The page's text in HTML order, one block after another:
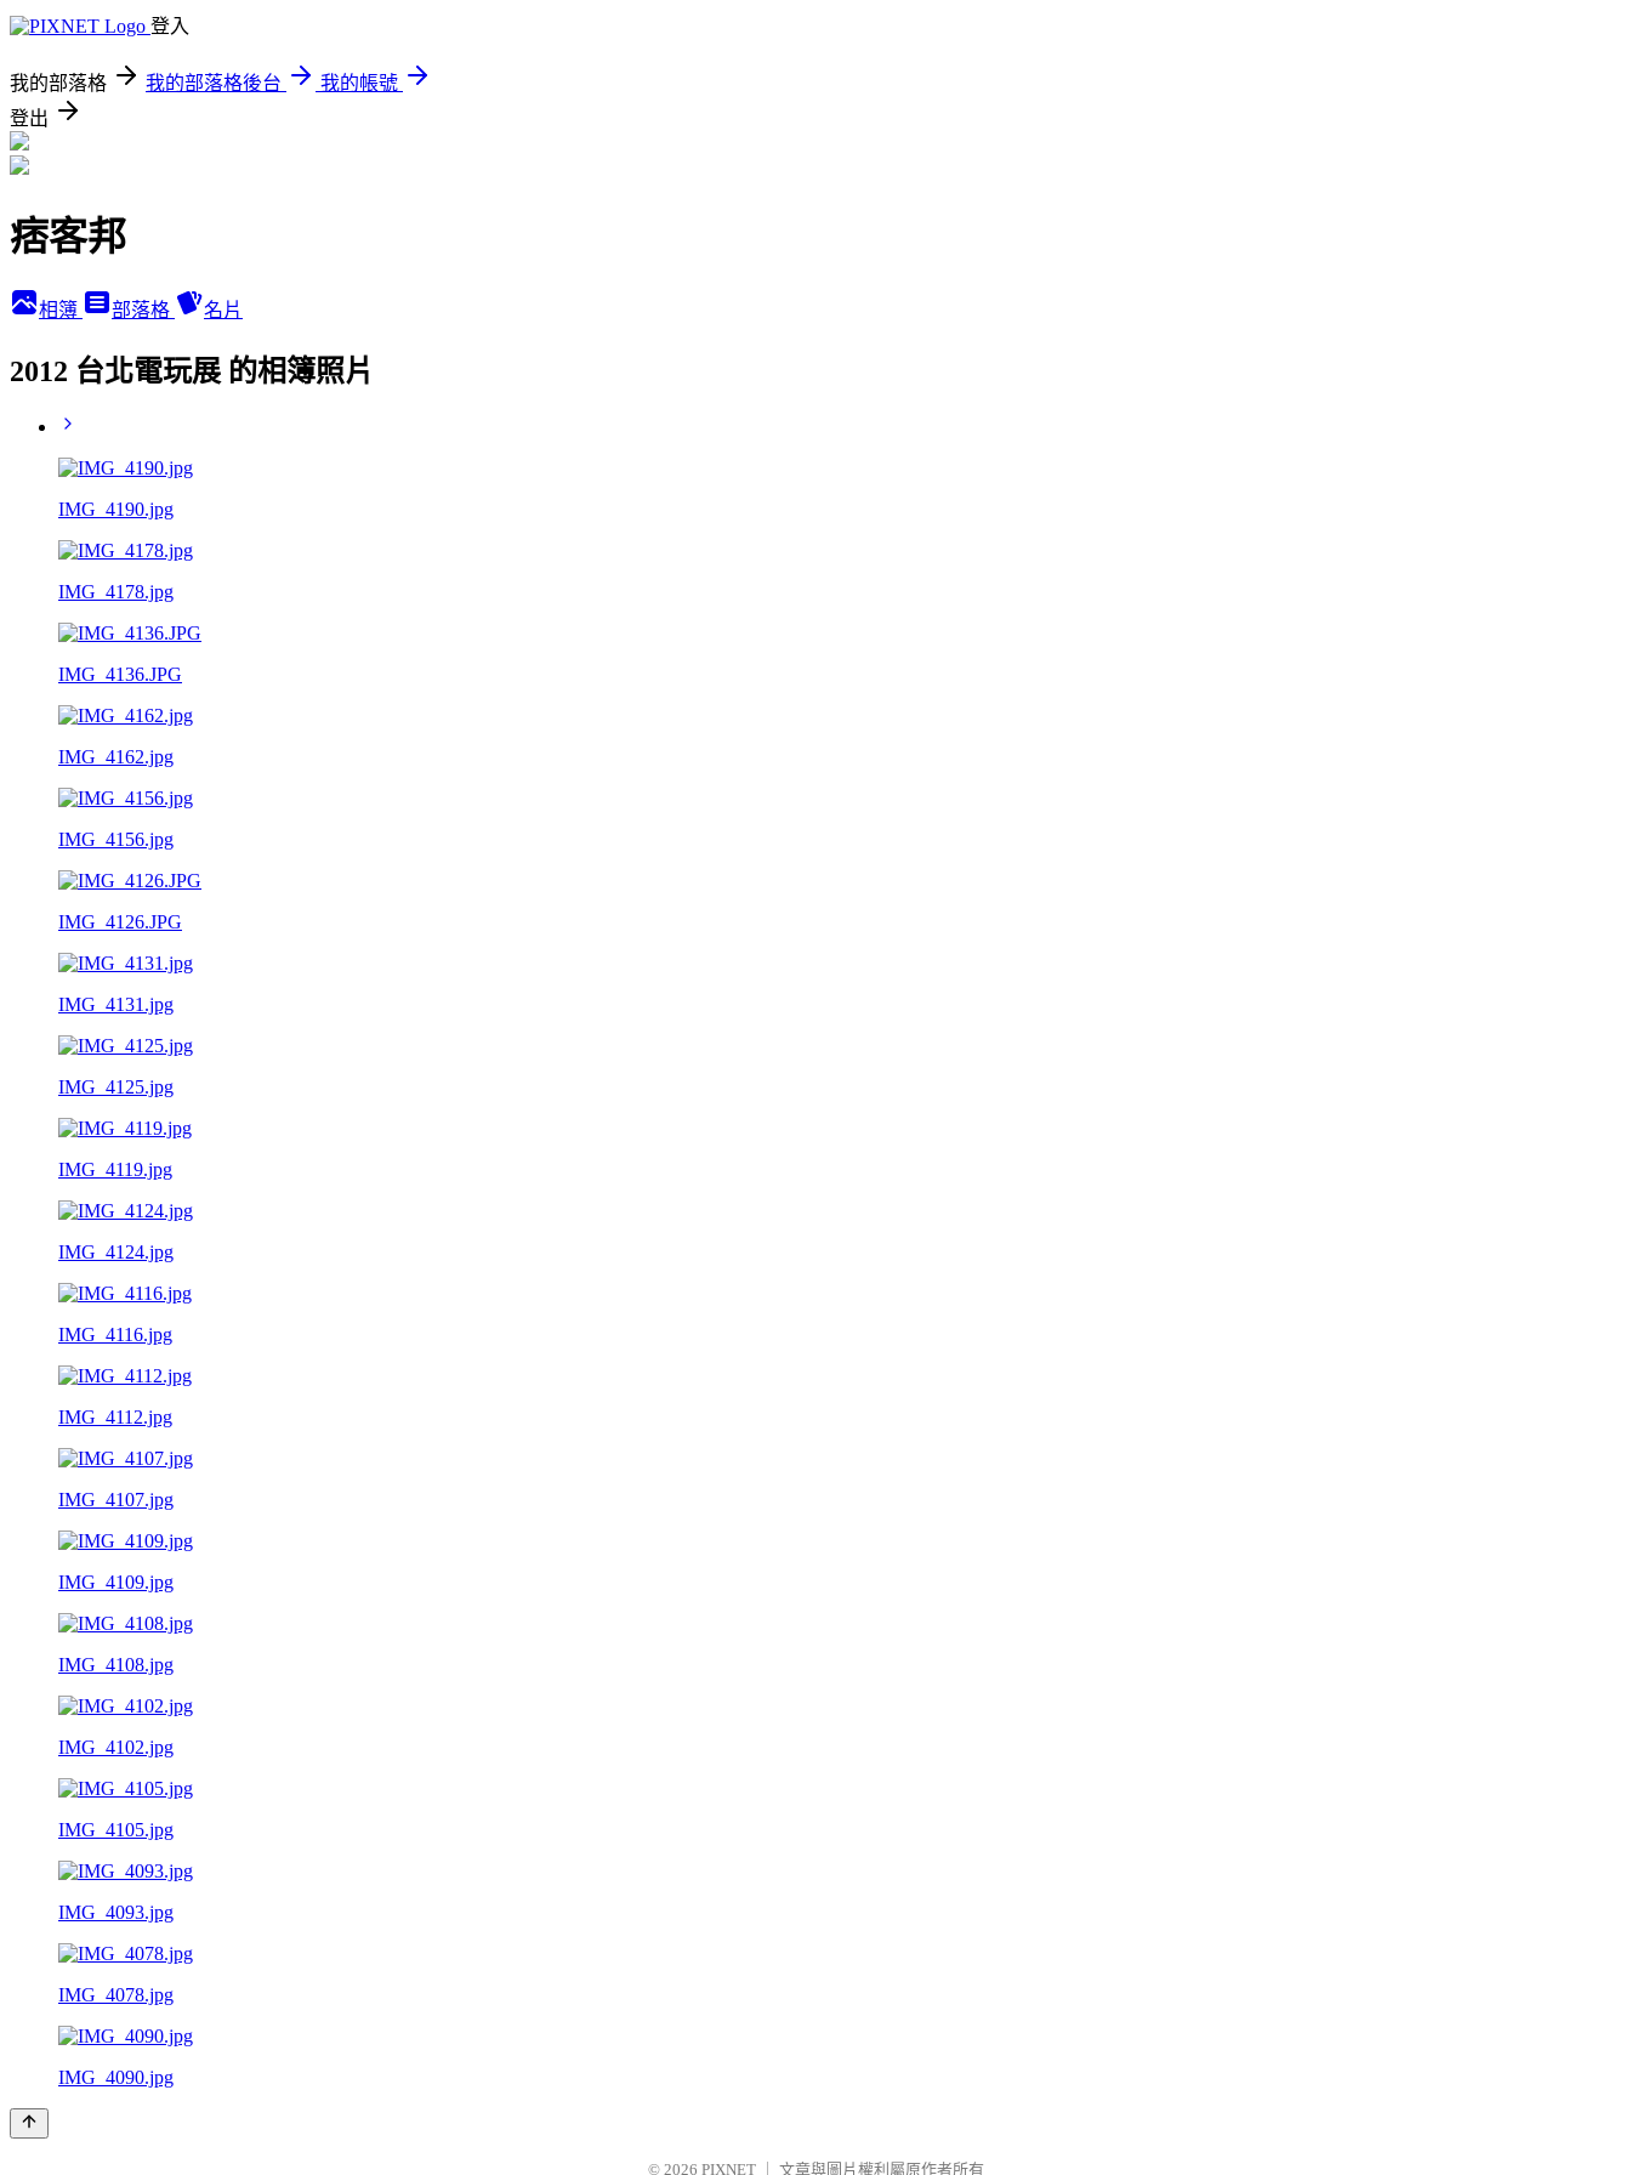
登入
我的部落格 我的部落格後台
我的帳號
登出
痞客邦
相簿 部落格 名片
2012 台北電玩展 的相簿照片
IMG_4190.jpg
IMG_4178.jpg
IMG_4136.JPG
IMG_4162.jpg
IMG_4156.jpg
IMG_4126.JPG
IMG_4131.jpg
IMG_4125.jpg
IMG_4119.jpg
IMG_4124.jpg
IMG_4116.jpg
IMG_4112.jpg
IMG_4107.jpg
IMG_4109.jpg
IMG_4108.jpg
IMG_4102.jpg
IMG_4105.jpg
IMG_4093.jpg
IMG_4078.jpg
IMG_4090.jpg
© 2026 PIXNET 文章與圖片權利屬原作者所有